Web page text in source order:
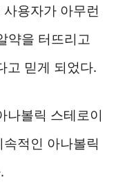
용자가 아무런
약을 터뜨리고
고 믿게 되었다.
나볼릭 스테로이
적인 아나볼릭